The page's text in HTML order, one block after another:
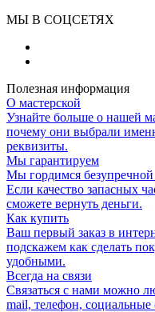
МЫ В СОЦСЕТЯХ
Полезная информация
О мастерской
Узнайте больше о нашей
почему они выбрали
реквизиты.
Мы гарантируем
Мы гордимся
Если качество запасных
сможете вернуть деньги.
Как купить
Ваш первый заказ в
подскажем как сделать
удобными.
Всегда на связи
Связаться с нами можно
mail, телефон,